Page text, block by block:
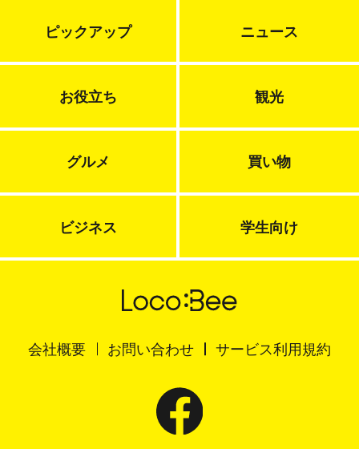
ピックアップ ニュース
お役立ち 観光
グルメ 買い物
ビジネス 学生向け
会社概要 お問い合わせ サービス利用規約